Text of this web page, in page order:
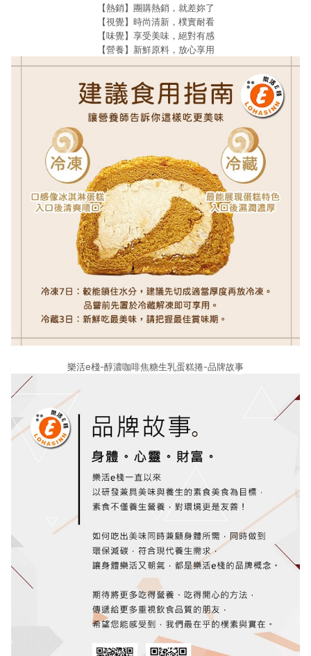
【熱銷】團購熱銷，就差妳了
【視覺】時尚清新，樸實耐看
【味覺】享受美味，絕對有感
【營養】新鮮原料，放心享用
樂活e棧-醇濃咖啡焦糖生乳蛋糕捲-品牌故事